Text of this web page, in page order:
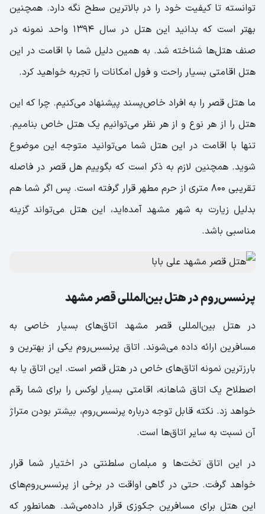
توانسته تا کیفیت خود را در بالا‌ترین سطح نگه دارد. همچنین
بهتر است که بدانید این هتل در سال 1394 واحد نمونه در
صنف هتل‌ها شناخته شد. به همین دلیل شما با اقامت در این
هتل اقامتی بسیار راحت و فول امکانات را تجربه خواهید کرد.
ما هتل قصر را به افراد خاص‌پسند پیشنهاد می‌کنیم. چرا که این
هتل را از هر نوع و از هر نظر می‌توانیم یک هتل خاص بنامیم.
تنها با اقامت در این هتل شما می‌توانید متوجه این موضوع
شوید. همچنین لازم به ذکر است که بگوییم هل قصر در فاصله
تقریبی 800 متری از حرم مطهر قرار گرفته است. پس اگر شما هم
بدلیل زیارت به شهر مشهد آمده‌اید، این هتل می‌تواند گزینه
مناسبی باشد.
پرنسس‌روم در هتل بین‌المللی قصر مشهد
در هتل بین‌المللی قصر مشهد اتاق‌های بسیار خاصی به
مسافرین ارائه داده می‌شوند. اتاق پرنسس‌روم یکی از بهترین و
بارز‌ترین نمونه اتاق‌های خاص در هتل قصر است. این اتاق یا به
اصطلاح یک اتاق شاهانه، اقامتی بسیار لوکس را برای شما رقم
خواهد زد. نکته قابل توجه درباره پرنسس‌روم، بیشتر بودن متراژ
آن نسبت به سایر اتاق‌ها است.
در این اتاق تخت‌ها و مبلمان سلطنتی در اختیار شما قرار
خواهد گرفت. حتی در گاهی اواقت در برخی از پرنسس‌روم‌های
این هتل برای مسافرین جکوزی قرار داده‌می‌شد. همانطور که